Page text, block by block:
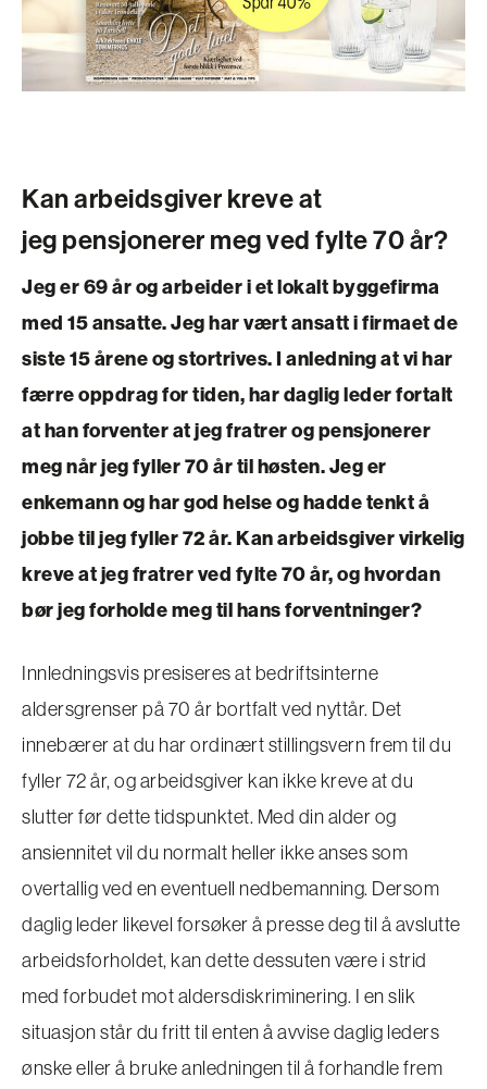
Kan arbeidsgiver kreve at
jeg pensjonerer meg ved fylte 70 år?
Jeg er 69 år og arbeider i et lokalt byggefirma
med 15 ansatte. Jeg har vært ansatt i firmaet de
siste 15 årene og stortrives. I anledning at vi har
færre oppdrag for tiden, har daglig leder fortalt
at han forventer at jeg fratrer og pensjonerer
meg når jeg fyller 70 år til høsten. Jeg er
enkemann og har god helse og hadde tenkt å
jobbe til jeg fyller 72 år. Kan arbeidsgiver virkelig
kreve at jeg fratrer ved fylte 70 år, og hvordan
bør jeg forholde meg til hans forventninger?
Innledningsvis presiseres at bedriftsinterne
aldersgrenser på 70 år bortfalt ved nyttår. Det
innebærer at du har ordinært stillingsvern frem til du
fyller 72 år, og arbeidsgiver kan ikke kreve at du
slutter før dette tidspunktet. Med din alder og
ansiennitet vil du normalt heller ikke anses som
overtallig ved en eventuell nedbemanning. Dersom
daglig leder likevel forsøker å presse deg til å avslutte
arbeidsforholdet, kan dette dessuten være i strid
med forbudet mot aldersdiskriminering. I en slik
situasjon står du fritt til enten å avvise daglig leders
ønske eller å bruke anledningen til å forhandle frem